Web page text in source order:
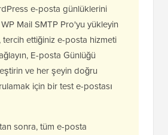
e-posta günlüklerini
Mail SMTP Pro'yu yükleyin
ettiğiniz e-posta hizmeti
E-posta Günlüğü
ve her şeyin doğru
için bir test e-postası
sonra, tüm e-posta